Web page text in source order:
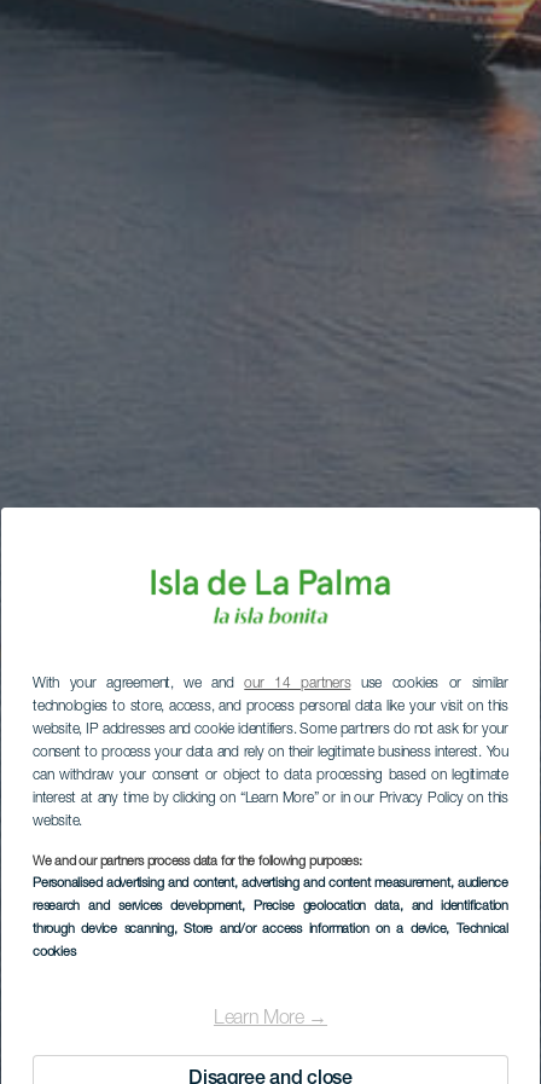
With your agreement, we andour 14 partnersuse cookies or similar
technologies to store, access, and process personal data like your visit on this
website, IP addresses and cookie identifiers. Some partners do not ask for your
consent to process your data and rely on their legitimate business interest. You
can withdraw your consent or object to data processing based on legitimate
interest at any time by clicking on “Learn More” or in our Privacy Policy on this
website.
We and our partners process data for the following purposes:
Personalised advertising and content, advertising and content measurement, audience
research and services development, Precise geolocation data, and identification
through device scanning, Store and/or access information on a device, Technical
cookies
Learn More →